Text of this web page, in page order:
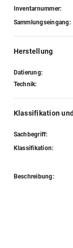
Inventarnummer:
Sammlungseingang:
Herstellung
Datierung:
Technik:
Klassifikation
Sachbegriff:
Klassifikation:
Beschreibung: